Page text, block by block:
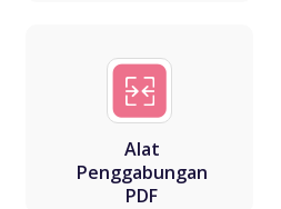
Alat
Penggabungan
PDF